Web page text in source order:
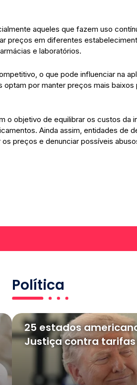
aqueles que fazem uso
preços em diferentes
e laboratórios.
o que pode influenciar na
por manter preços mais baixos
o objetivo de equilibrar os custos da
Ainda assim, entidades de
preços e denunciar possíveis
Política
25 estados
Justiça contra